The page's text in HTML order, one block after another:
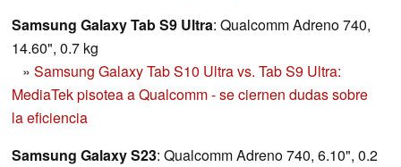
Samsung Galaxy Tab S9 Ultra: Qualcomm Adreno 740,
14.60", 0.7 kg
» Samsung Galaxy Tab S10 Ultra vs. Tab S9 Ultra:
MediaTek pisotea a Qualcomm - se ciernen dudas sobre
la eficiencia
Samsung Galaxy S23: Qualcomm Adreno 740, 6.10", 0.2